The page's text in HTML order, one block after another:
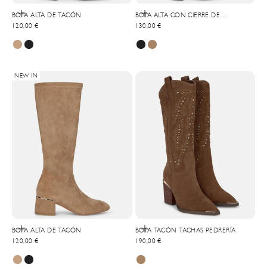
Choisir les options
BOTA ALTA DE TACÓN
Prix de vente
120,00 €
Choisir les options
BOTA ALTA CON CIERRE DE
CREMALLERA
Prix de vente
130,00 €
NEW IN
Choisir les options
BOTA ALTA DE TACÓN
Prix de vente
120,00 €
Choisir les options
BOTA TACÓN TACHAS PEDRERÍA
Prix de vente
190,00 €